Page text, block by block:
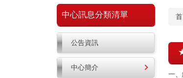
中心訊息分類清單
公告資訊
中心簡介
一